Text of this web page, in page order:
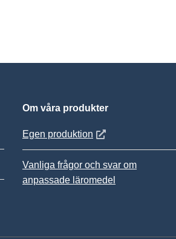
Om våra produkter
Egen produktion Öppnas i nytt fönster
Vanliga frågor och svar om
anpassade läromedel